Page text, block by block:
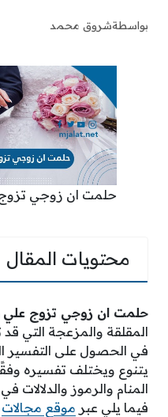
بواسطةشروق محمد
حلمت ان زوجي
محتويات المقال
حلمت ان زوجي تزوج علي
المقلقة والمزعجة التي قد
في الحصول على التفسير
يتنوع ويختلف تفسيره
المنام والرموز
فيما يلي عبر موقع مجالات